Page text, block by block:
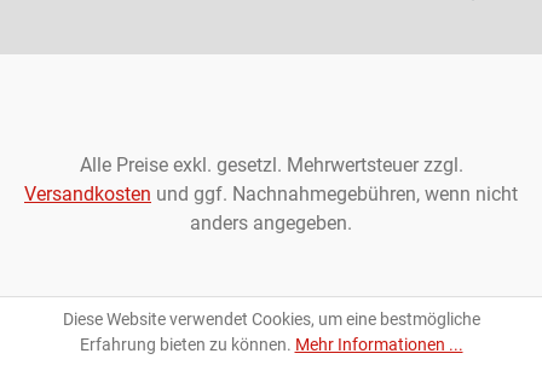
Alle Preise exkl. gesetzl. Mehrwertsteuer zzgl.
Versandkosten und ggf. Nachnahmegebühren, wenn nicht
anders angegeben.
Diese Website verwendet Cookies, um eine bestmögliche
Erfahrung bieten zu können. Mehr Informationen ...